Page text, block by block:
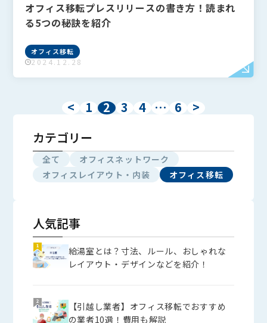
オフィス移転プレスリリースの書き方！読まれ
る5つの秘訣を紹介
オフィス移転
2024.12.28
< 1 2 3 4 … 6
>
カテゴリー
全て
オフィスネットワーク
オフィスレイアウト・内装
オフィス移転
人気記事
給湯室とは？寸法、ルール、おしゃれな
レイアウト・デザインなどを紹介！
【引越し業者】オフィス移転でおすすめ
の業者10選！費用も解説